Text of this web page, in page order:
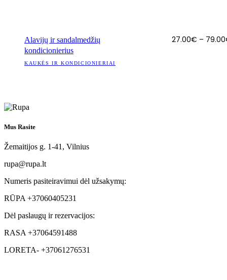
Alavijų ir sandalmedžių
kondicionierius
27.00€ – 79.00
KAUKĖS IR KONDICIONIERIAI
Mus Rasite
Žemaitijos g. 1-41, Vilnius
rupa@rupa.lt
Numeris pasiteiravimui dėl užsakymų:
RŪPA +37060405231
Dėl paslaugų ir rezervacijos:
RASA +37064591488
LORETA- +37061276531